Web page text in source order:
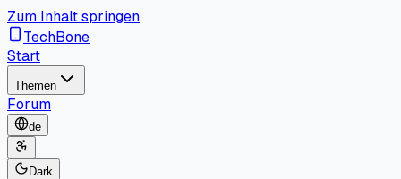
Zum Inhalt springen
TechBone
Start
Themen
Forum
de
Dark